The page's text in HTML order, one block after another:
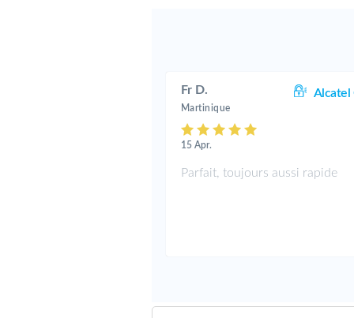
Fr D. Alcatel
Martinique
15 Apr.
Parfait, toujours aussi rapide